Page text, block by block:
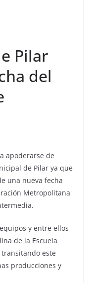
Pilar
del
apoderarse de
de Pilar ya que
una nueva fecha
Metropolitana
y entre ellos
de la Escuela
este
producciones y